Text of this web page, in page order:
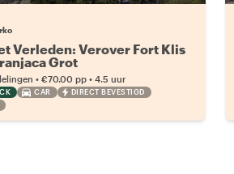
Verleden: Verover Fort Klis
Grot
• €70.00 pp • 4.5 uur
CAR
DIRECT BEVESTIGD